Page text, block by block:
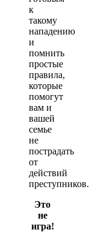
к
такому
нападению
и
помнить
простые
правила,
которые
помогут
вам и
вашей
семье
не
пострадать
от
действий
преступников.
Это
не
игра!